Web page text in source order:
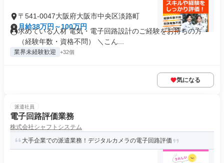
〒541-0047大阪府大阪市中央区淡路町
月給38万円～100万円
求めている人材 電気・電子回路設計のご経験をお持ちの方
（経験年数・資格不問） ＼こん...
業界未経験歓迎 +32個
気になる
派遣社員
電子回路評価業務
株式会社シャフトシステム
大手企業での派遣業務！デジタルカメラの電子回路評価